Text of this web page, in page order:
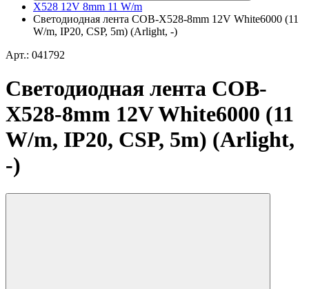
X528 12V 8mm 11 W/m
Светодиодная лента COB-X528-8mm 12V White6000 (11
W/m, IP20, CSP, 5m) (Arlight, -)
Арт.: 041792
Светодиодная лента COB-
X528-8mm 12V White6000 (11
W/m, IP20, CSP, 5m) (Arlight,
-)